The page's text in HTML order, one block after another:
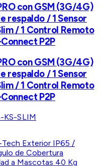
con GSM (3G/4G)
respaldo / 1 Sensor
/ 1 Control Remoto
P2P
con GSM (3G/4G)
respaldo / 1 Sensor
/ 1 Control Remoto
P2P
KS-SLIM